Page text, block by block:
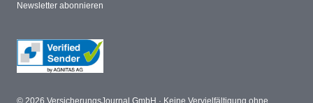
Newsletter abonnieren
© 2026 VersicherungsJournal GmbH · Keine Vervielfältigung ohne